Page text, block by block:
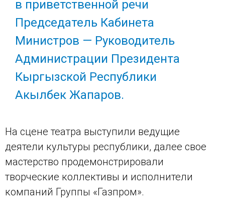
в приветственной речи
Председатель Кабинета
Министров — Руководитель
Администрации Президента
Кыргызской Республики
Акылбек Жапаров.
На сцене театра выступили ведущие
деятели культуры республики, далее свое
мастерство продемонстрировали
творческие коллективы и исполнители
компаний Группы «Газпром».